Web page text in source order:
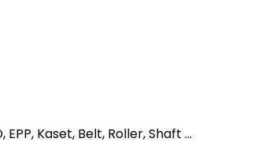
Kaset, Belt, Roller, Shaft ...